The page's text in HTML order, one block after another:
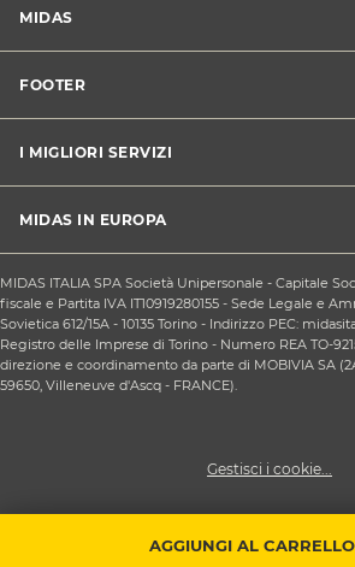
AGGIUNGI AL CARRELLO
MIDAS
Blog dell'automobilista
Lavora con noi
Chi siamo
FOOTER
Apri un centro in franchising
CONDIZIONI PROMOZIONI
Sconti Convenzioni
Privacy policy
Condizioni Generali di Vendita
Contattaci
Responsabilità sociale d'impresa
Cookie Policy
I MIGLIORI SERVIZI
Revisione
Cambio gomme stagionale
Cinghia di distribuzione
Ricarica clima
Sostituzione batteria
Sostituzione ammortizzatori
MIDAS IN EUROPA
Midas Spagna
Midas Belgio
Midas Portogallo
MIDAS ITALIA SPA Società Unipersonale - Capitale
fiscale e Partita IVA IT10919280155 - Sede Legale e
Sovietica 612/15A - 10135 Torino - Indirizzo PEC:
Registro delle Imprese di Torino - Numero REA TO-
direzione e coordinamento da parte di MOBIVIA SA
59650, Villeneuve d'Ascq - FRANCE).
Gestisci i cookie...